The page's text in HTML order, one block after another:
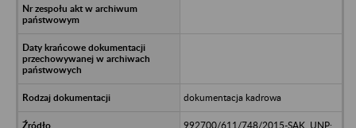
dokumentacja kadrowa
992700/611/748/2015-SAK, UNP: